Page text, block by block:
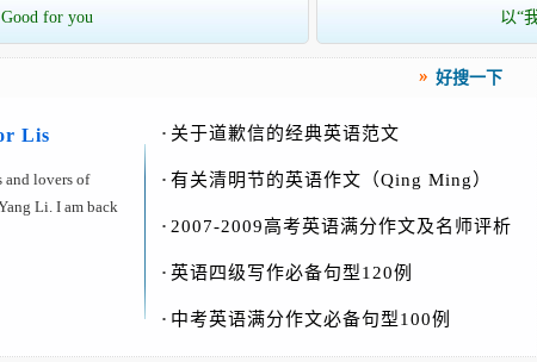
for you
以“
好搜一下
Lis
and lovers of
Li. I am back
· 关于道歉信的经典英语范文
· 有关清明节的英语作文（Qing Ming）
· 2007-2009高考英语满分作文及名师评析
· 英语四级写作必备句型120例
· 中考英语满分作文必备句型100例